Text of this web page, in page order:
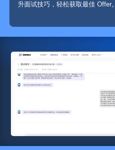
升面试技巧，轻松获取最佳 Offer。